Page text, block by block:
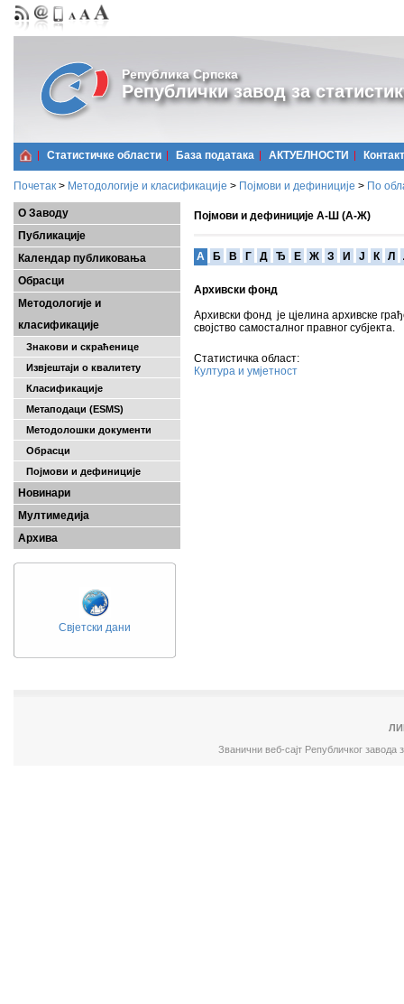
Република Српска
Републички завод за
Статистичке области Базa података АКТУЕЛНОСТИ Контакт
Почетак > Методологије и класификације > Појмови и дефиниције > По
О Заводу
Публикације
Календар публиковања
Обрасци
Методологије и
класификације
Знакови и скраћенице
Извјештаји о квалитету
Класификације
Метаподаци (ESMS)
Методолошки документи
Обрасци
Појмови и дефиниције
Новинари
Мултимедија
Архива
Свјетски дани
Појмови и дефиниције А-Ш (А-Ж)
A Б В Г Д Ђ Е Ж З И Ј К Л
Архивски фонд
Архивски фонд је цјелина архивске
своjство самосталног правног субјекта.
Статистичка област:
Култура и умјетност
Званични веб-сајт Републичког